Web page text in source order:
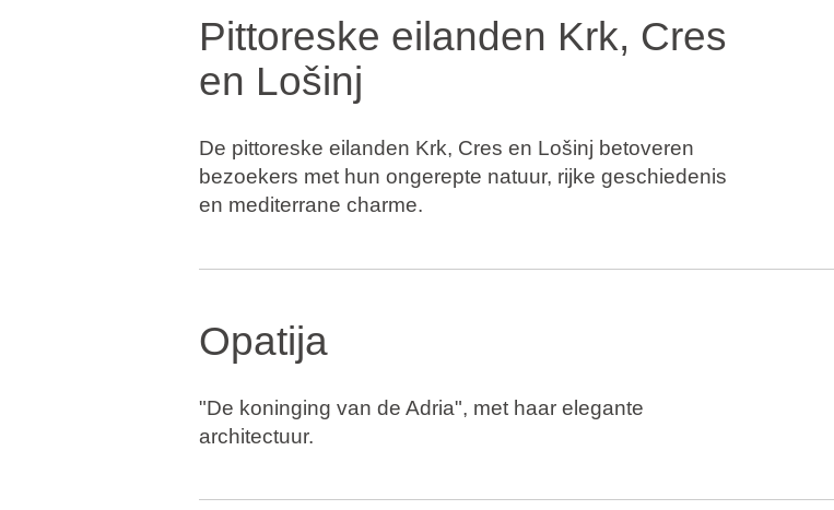
Pittoreske eilanden Krk, Cres
en Lošinj
De pittoreske eilanden Krk, Cres en Lošinj betoveren
bezoekers met hun ongerepte natuur, rijke geschiedenis
en mediterrane charme.
Opatija
"De koninging van de Adria", met haar elegante
architectuur.